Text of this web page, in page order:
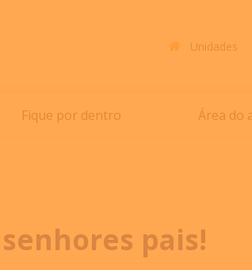
Unidades
Fique por dentro Área do
pais!